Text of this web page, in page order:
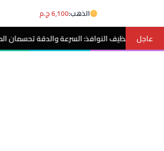
الذهب:6,100 ج.م
عاجل
النوافذ: السرعة والدقة تحسمان المنافسة مصر الآن